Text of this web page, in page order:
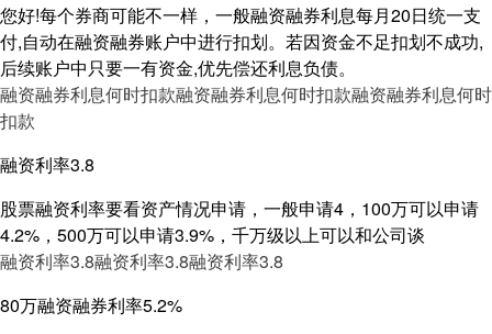
您好!每个券商可能不一样，一般融资融券利息每月20日统一支
付,自动在融资融券账户中进行扣划。若因资金不足扣划不成功,
后续账户中只要一有资金,优先偿还利息负债。
融资融券利息何时扣款融资融券利息何时扣款融资融券利息何时
扣款
融资利率3.8
股票融资利率要看资产情况申请，一般申请4，100万可以申请
4.2%，500万可以申请3.9%，千万级以上可以和公司谈
融资利率3.8融资利率3.8融资利率3.8
80万融资融券利率5.2%